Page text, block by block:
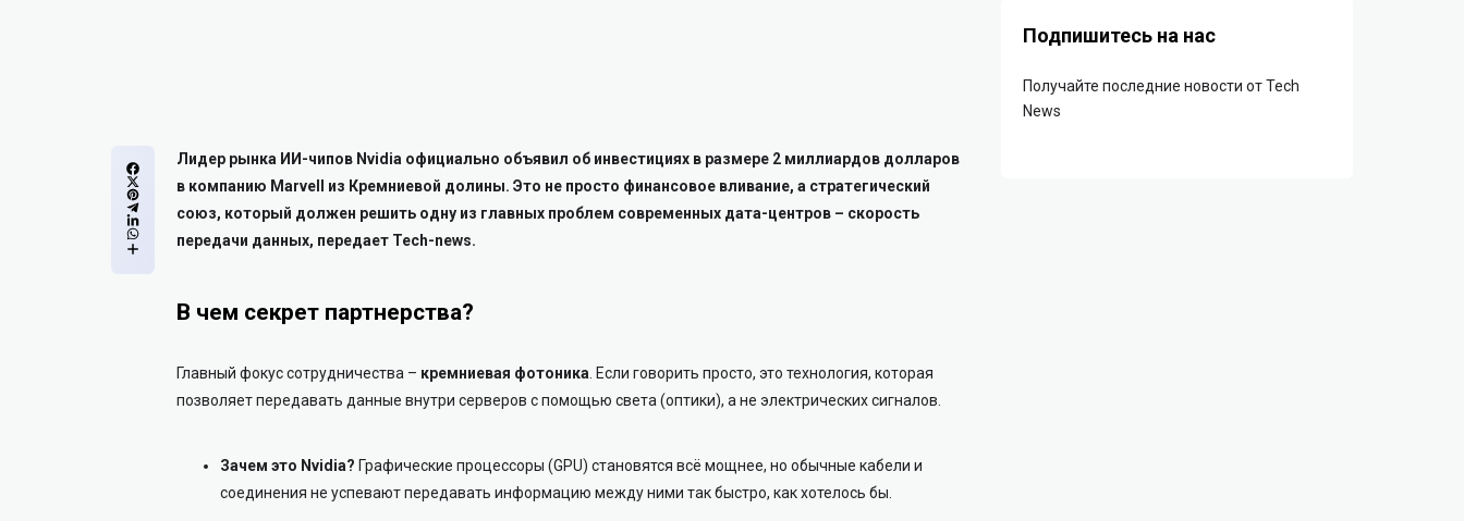
Лидер рынка ИИ-чипов Nvidia официально объявил об инвестициях в размере 2 миллиардов долларов
в компанию Marvell из Кремниевой долины. Это не просто финансовое вливание, а стратегический
союз, который должен решить одну из главных проблем современных дата-центров – скорость
передачи данных, передает Tech-news.
В чем секрет партнерства?
Главный фокус сотрудничества – кремниевая фотоника. Если говорить просто, это технология, которая
позволяет передавать данные внутри серверов с помощью света (оптики), а не электрических сигналов.
Зачем это Nvidia? Графические процессоры (GPU) становятся всё мощнее, но обычные кабели и
соединения не успевают передавать информацию между ними так быстро, как хотелось бы.
Подпишитесь на нас
Получайте последние новости от Tech
News